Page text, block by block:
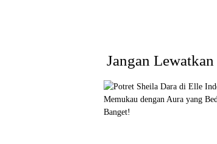
Jangan Lewatkan